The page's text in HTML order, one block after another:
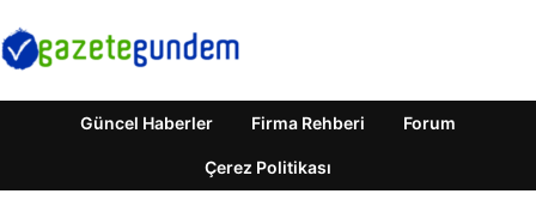
Güncel Haberler Firma Rehberi Forum
Çerez Politikası